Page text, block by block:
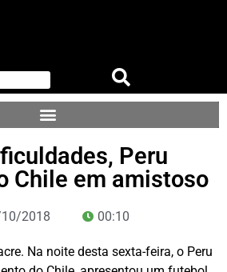
Peru
Chile em amistoso
2018 00:10
Na noite desta sexta-feira, o Peru